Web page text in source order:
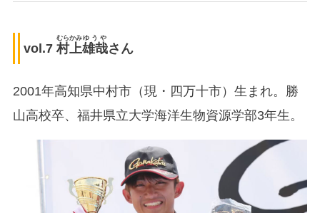
vol.7村上
むらかみ
雄哉
ゆうや
さん
2001年高知県中村市（現・四万十市）生まれ。勝
山高校卒、福井県立大学海洋生物資源学部3年生。